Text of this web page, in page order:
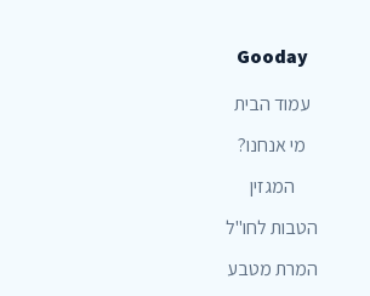
Gooday
עמוד הבית
מי אנחנו?
המגזין
הטבות לחו"ל
המרת מטבע